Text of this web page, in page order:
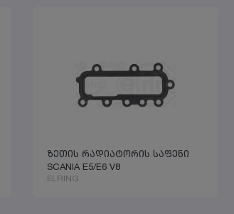
ზეთის რადიატორის საფენი
SCANIA E5/E6 V8
ELRING